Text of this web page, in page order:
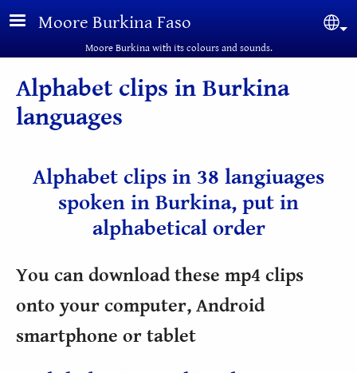
Skip to main content
Moore Burkina Faso
Moore Burkina with its colours and sounds.
Alphabet clips in Burkina
languages
Alphabet clips in 38 langiuages
spoken in Burkina, put in
alphabetical order
You can download these mp4 clips
onto your computer, Android
smartphone or tablet